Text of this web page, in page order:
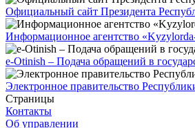
Официальный сайт Президента
Информационное агентство
e-Otinish – Подача обращений в
Электронное правительство
Страницы
Контакты
Об управлении